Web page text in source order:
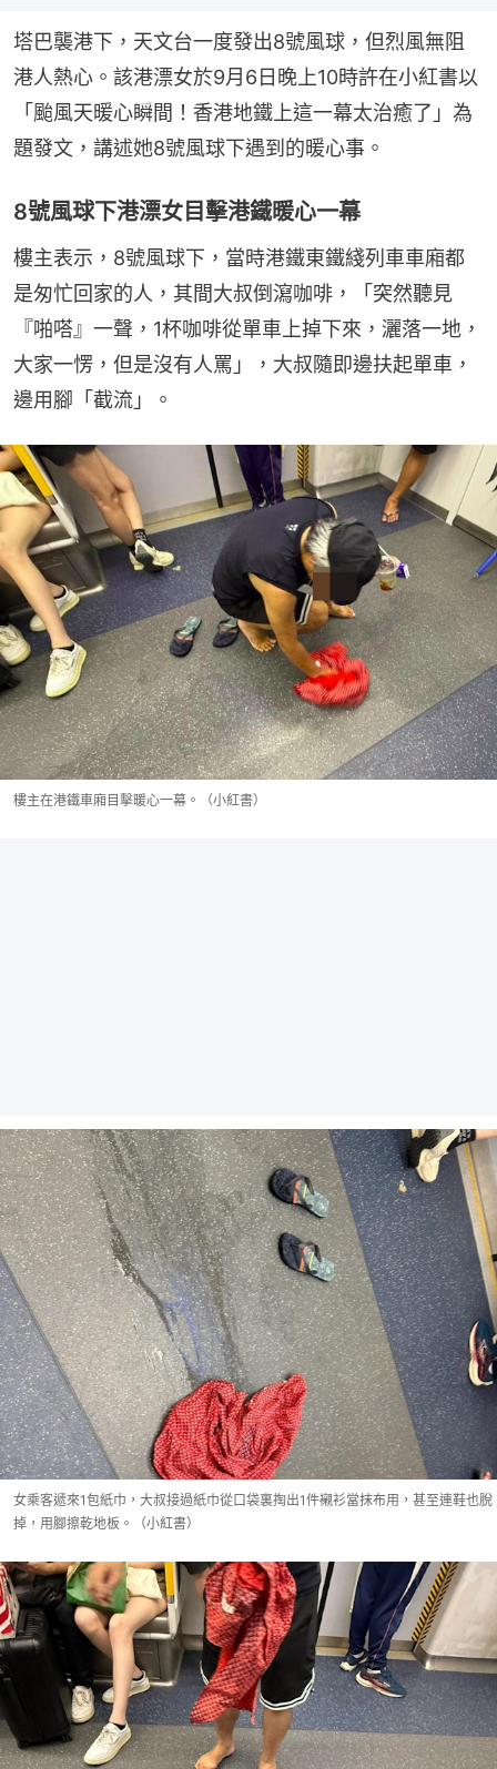
塔巴襲港下，天文台一度發出8號風球，但烈風無阻
港人熱心。該港漂女於9月6日晚上10時許在小紅書以
「颱風天暖心瞬間！香港地鐵上這一幕太治癒了」為
題發文，講述她8號風球下遇到的暖心事。
8號風球下港漂女目擊港鐵暖心一幕
樓主表示，8號風球下，當時港鐵東鐵綫列車車廂都
是匆忙回家的人，其間大叔倒瀉咖啡，「突然聽見
『啪嗒』一聲，1杯咖啡從單車上掉下來，灑落一地，
大家一愣，但是沒有人罵」，大叔隨即邊扶起單車，
邊用腳「截流」。
樓主在港鐵車廂目擊暖心一幕。（小紅書）
女乘客遞來1包紙巾，大叔接過紙巾從口袋裏掏出1件襯衫當抹布用，甚至連鞋也脫
掉，用腳擦乾地板。（小紅書）